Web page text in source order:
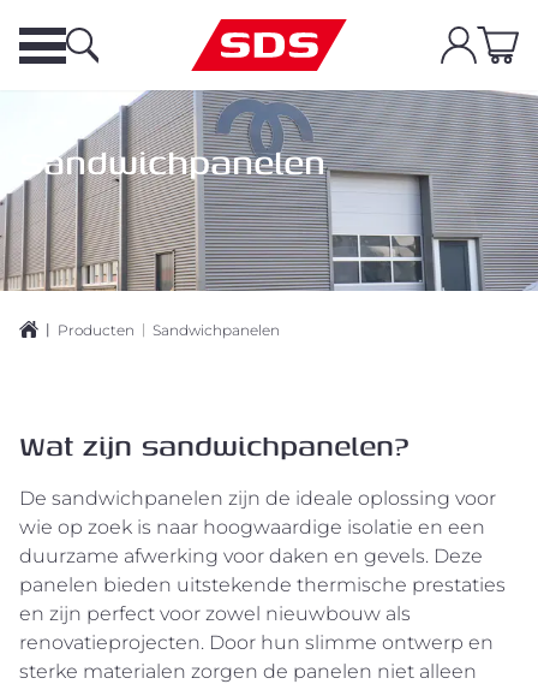
Sandwichpanelen
| Producten | Sandwichpanelen
Wat zijn sandwichpanelen?
De sandwichpanelen zijn de ideale oplossing voor
wie op zoek is naar hoogwaardige isolatie en een
duurzame afwerking voor daken en gevels. Deze
panelen bieden uitstekende thermische prestaties
en zijn perfect voor zowel nieuwbouw als
renovatieprojecten. Door hun slimme ontwerp en
sterke materialen zorgen de panelen niet alleen